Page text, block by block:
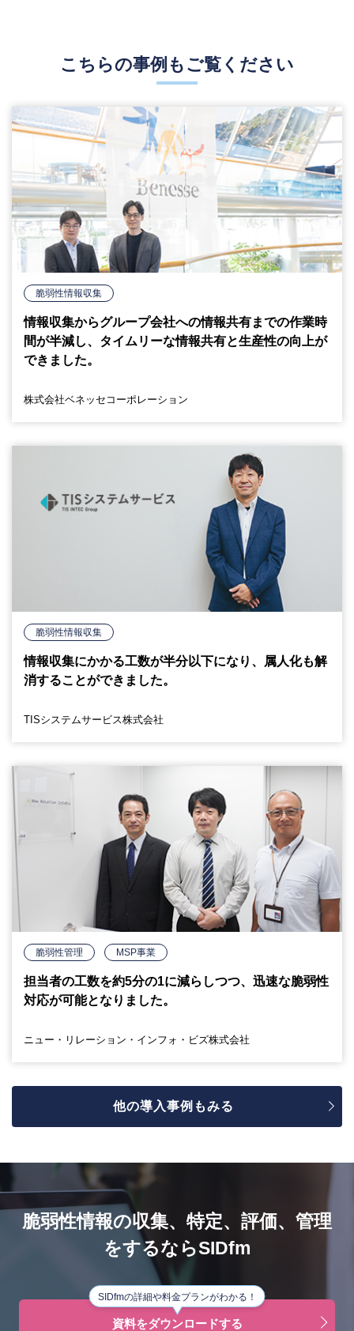
こちらの事例もご覧ください
脆弱性情報収集
情報収集からグループ会社への情報共有までの作業時
間が半減し、タイムリーな情報共有と生産性の向上が
できました。
株式会社ベネッセコーポレーション
脆弱性情報収集
情報収集にかかる工数が半分以下になり、属人化も解
消することができました。
TISシステムサービス株式会社
脆弱性管理 MSP事業
担当者の工数を約5分の1に減らしつつ、迅速な脆弱性
対応が可能となりました。
ニュー・リレーション・インフォ・ビズ株式会社
他の導入事例もみる
脆弱性情報の収集、特定、評価、管理
をするならSIDfm
SIDfmの詳細や料金プランがわかる！
資料をダウンロードする